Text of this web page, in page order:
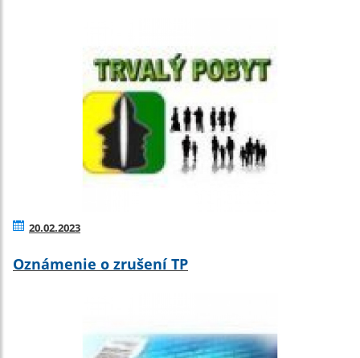
20.02.2023
Oznámenie o zrušení TP